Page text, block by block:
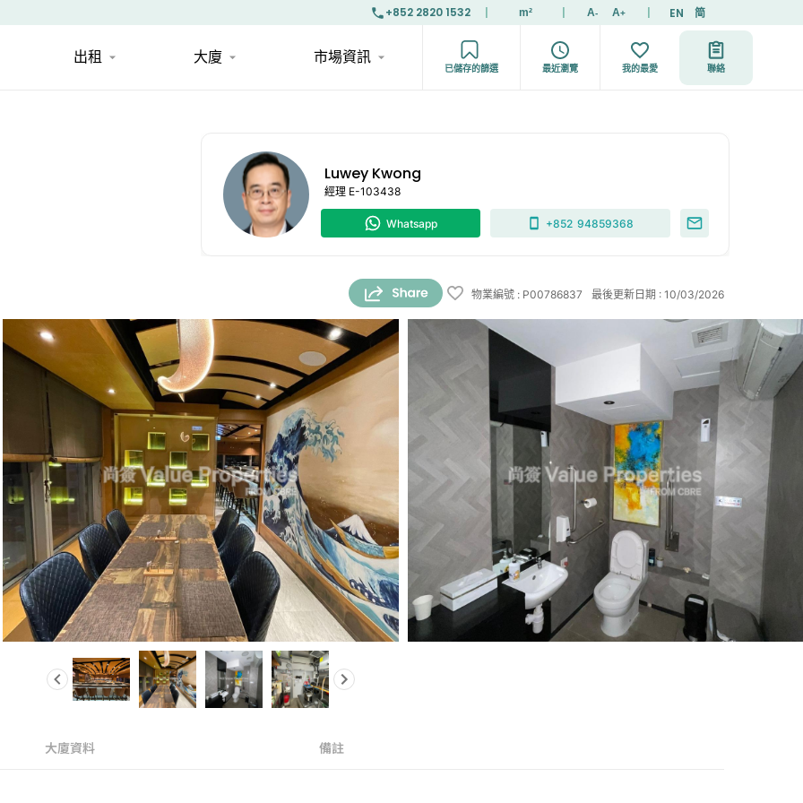
+852 2820 1532 m² A- A+ EN 简
出租 大廈 市場資訊
已儲存的篩選 最近瀏覽 我的最愛 聯絡
Luwey Kwong
經理 E-103438
Whatsapp +852 94859368
物業編號 : P00786837 最後更新日期 : 10/03/2026
大廈資料 備註